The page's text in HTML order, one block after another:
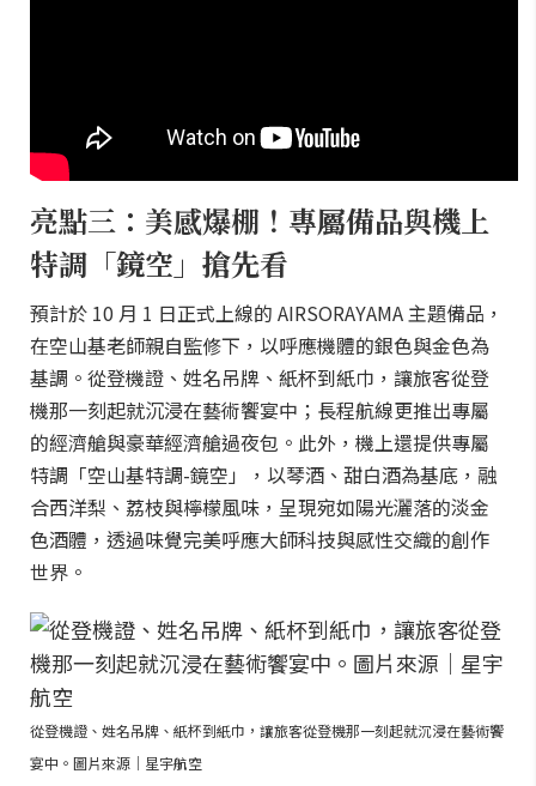
亮點三：美感爆棚！專屬備品與機上
特調「鏡空」搶先看
預計於 10 月 1 日正式上線的 AIRSORAYAMA 主題備品，
在空山基老師親自監修下，以呼應機體的銀色與金色為
基調。從登機證、姓名吊牌、紙杯到紙巾，讓旅客從登
機那一刻起就沉浸在藝術饗宴中；長程航線更推出專屬
的經濟艙與豪華經濟艙過夜包。此外，機上還提供專屬
特調「空山基特調-鏡空」，以琴酒、甜白酒為基底，融
合西洋梨、荔枝與檸檬風味，呈現宛如陽光灑落的淡金
色酒體，透過味覺完美呼應大師科技與感性交織的創作
世界。
從登機證、姓名吊牌、紙杯到紙巾，讓旅客從登機那一刻起就沉浸在藝術饗
宴中。圖片來源｜星宇航空